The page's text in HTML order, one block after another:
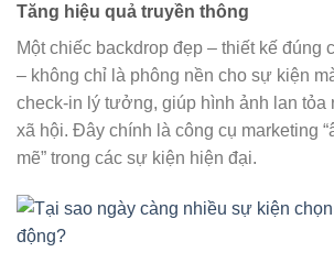
Tăng hiệu quả truyền thông
Một chiếc backdrop đẹp – thiết kế đúng
– không chỉ là phông nền cho sự kiện
check-in lý tưởng, giúp hình ảnh lan tỏa
xã hội. Đây chính là công cụ marketing
mẽ” trong các sự kiện hiện đại.